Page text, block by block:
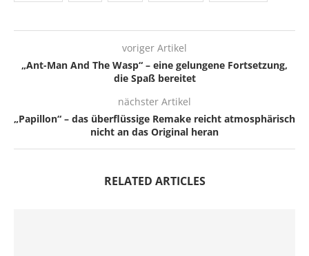
voriger Artikel
„Ant-Man And The Wasp“ – eine gelungene Fortsetzung,
die Spaß bereitet
nächster Artikel
„Papillon“ – das überflüssige Remake reicht atmosphärisch
nicht an das Original heran
RELATED ARTICLES